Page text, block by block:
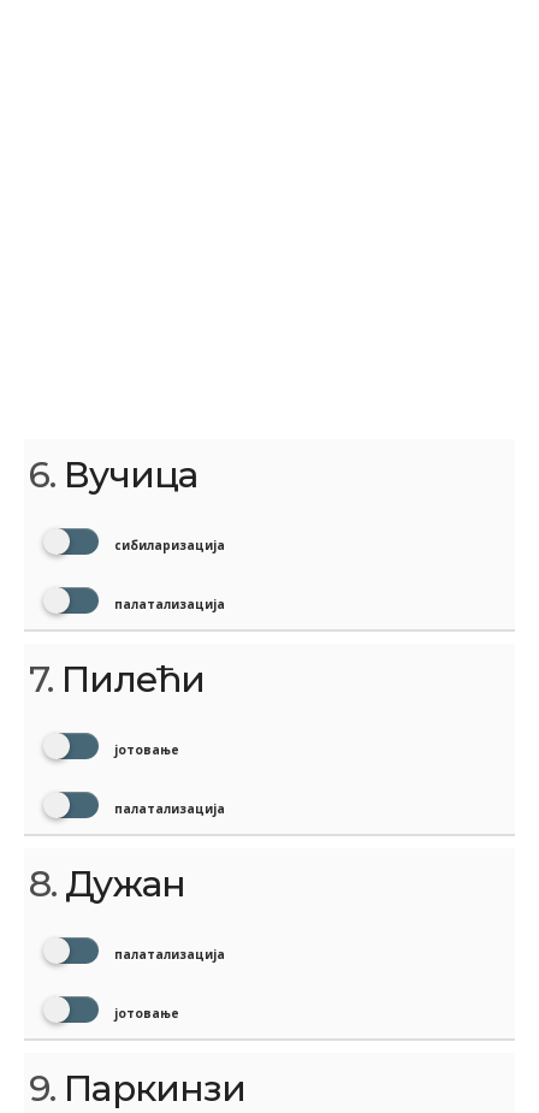
6. Вучица
сибиларизација
палатализација
7. Пилећи
јотовање
палатализација
8. Дужан
палатализација
јотовање
9. Паркинзи